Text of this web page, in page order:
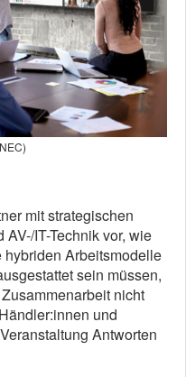
mit strategischen
IT-Technik vor, wie
Arbeitsmodelle
sein müssen,
nicht
und
Antworten